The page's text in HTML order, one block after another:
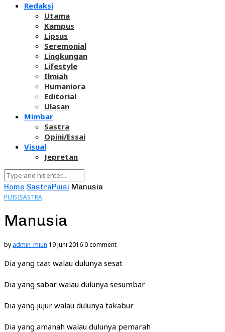
Redaksi
Utama
Kampus
Lipsus
Seremonial
Lingkungan
Lifestyle
Ilmiah
Humaniora
Editorial
Ulasan
Mimbar
Sastra
Opini/Essai
Visual
Jepretan
Home SastraPuisi Manusia
PUISISASTRA
Manusia
by admin_miun 19 Juni 20160 comment
Dia yang taat walau dulunya sesat
Dia yang sabar walau dulunya sesumbar
Dia yang jujur walau dulunya takabur
Dia yang amanah walau dulunya pemarah